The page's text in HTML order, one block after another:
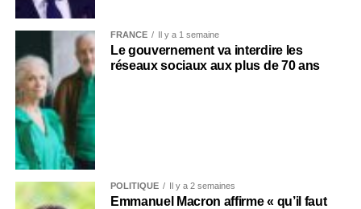
FRANCE Il y a 1 semaine
Le gouvernement va interdire les
réseaux sociaux aux plus de 70 ans
POLITIQUE Il y a 2 semaines
Emmanuel Macron affirme « qu’il faut